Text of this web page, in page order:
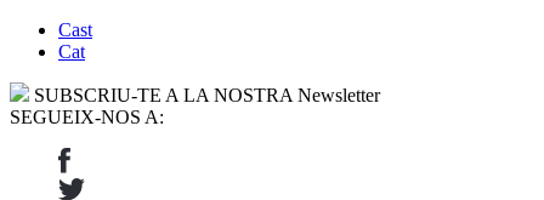
Cast
Cat
SUBSCRIU-TE A LA NOSTRA Newsletter
SEGUEIX-NOS A: